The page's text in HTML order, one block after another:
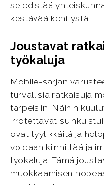
se edistää
kestävää kehitystä.
Joustavat
työkaluja
Mobile-sarjan
turvallisia ratkaisuja
tarpeisiin. Näihin
irrotettavat
ovat tyylikkäitä ja
voidaan kiinnittää ja
työkaluja. Tämä
muokkaamisen